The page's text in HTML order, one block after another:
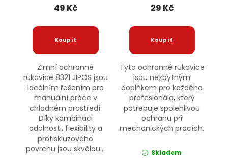
49 Kč
Zimní ochranné
rukavice 8321 JIPOS jsou
ideálním řešením pro
manuální práce v
chladném prostředí.
Díky kombinaci
odolnosti, flexibility a
protiskluzového
povrchu jsou skvělou...
29 Kč
Tyto ochranné rukavice
jsou nezbytným
doplňkem pro každého
profesionála, který
potřebuje spolehlivou
ochranu při
mechanických pracích.
Skladem